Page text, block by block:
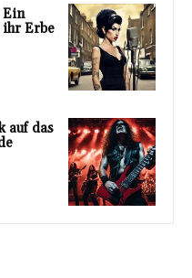
Ein
ihr Erbe
auf das